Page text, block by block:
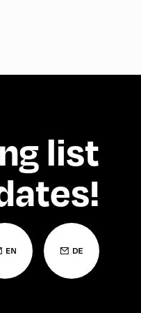
list